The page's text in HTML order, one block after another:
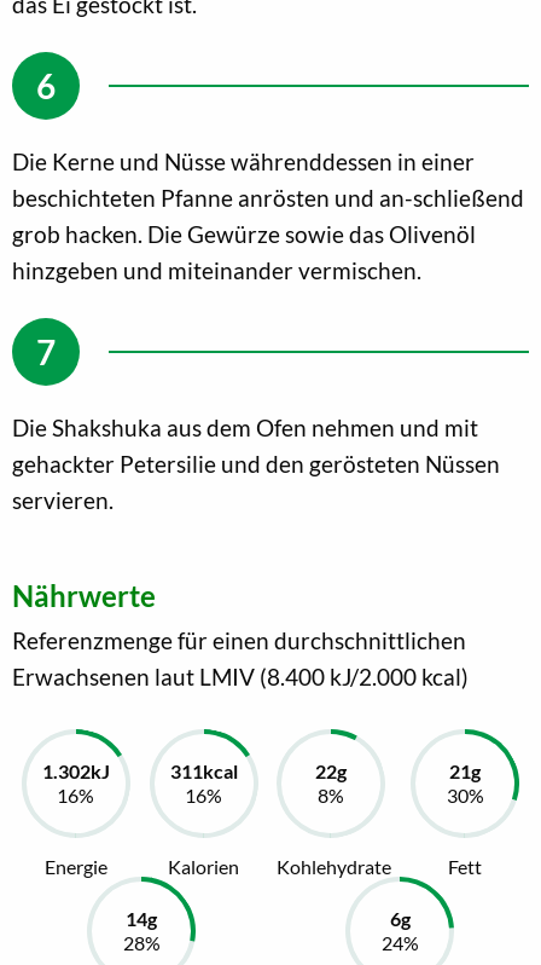
Die Kerne und Nüsse währenddessen in einer
beschichteten Pfanne anrösten und an-schließend
grob hacken. Die Gewürze sowie das Olivenöl
hinzgeben und miteinander vermischen.
Die Shakshuka aus dem Ofen nehmen und mit
gehackter Petersilie und den gerösteten Nüssen
servieren.
Nährwerte
Referenzmenge für einen durchschnittlichen
Erwachsenen laut LMIV (8.400 kJ/2.000 kcal)
Energie Kalorien Kohlehydrate Fett